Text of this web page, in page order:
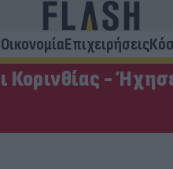
ΟικονομίαΕπιχειρήσεις
Κορινθίας -